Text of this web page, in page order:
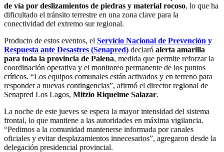
de vía por deslizamientos de piedras y material rocoso, lo que ha
dificultado el tránsito terrestre en una zona clave para la
conectividad del extremo sur regional.
Producto de estos eventos, el Servicio Nacional de Prevención y
Respuesta ante Desastres (Senapred) declaró alerta amarilla
para toda la provincia de Palena, medida que permite reforzar la
coordinación operativa y el monitoreo permanente de los puntos
críticos. “Los equipos comunales están activados y en terreno para
responder a nuevas contingencias”, afirmó el director regional de
Senapred Los Lagos, Mitzio Riquelme Salazar.
La noche de este jueves se espera la mayor intensidad del sistema
frontal, lo que mantiene a las autoridades en máxima vigilancia.
“Pedimos a la comunidad mantenerse informada por canales
oficiales y evitar desplazamientos innecesarios”, agregaron desde la
delegación presidencial provincial.